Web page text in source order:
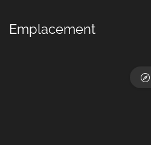
Emplacement